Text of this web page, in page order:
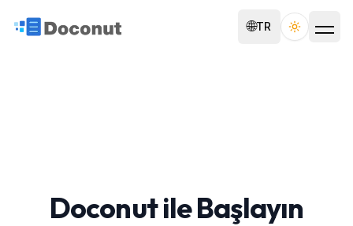
🌐TR Toggle
Doconut ile Başlayın